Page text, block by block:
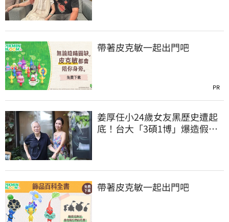
帶著皮克敏一起出門吧
PR
姜厚任小24歲女友黑歷史遭起
底！台大「3碩1博」爆造假
帶著皮克敏一起出門吧